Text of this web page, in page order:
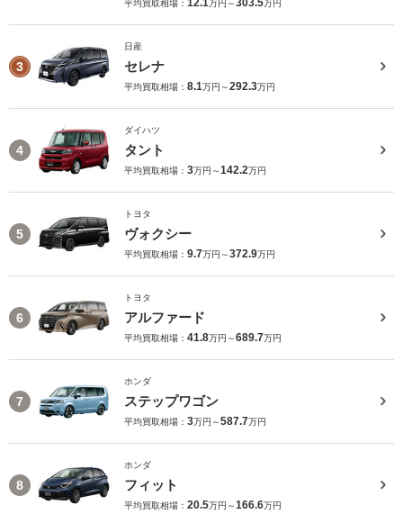
平均買取相場： 12.1万円～303.5万円
3
日産
セレナ
平均買取相場： 8.1万円～292.3万円
4
ダイハツ
タント
平均買取相場： 3万円～142.2万円
5
トヨタ
ヴォクシー
平均買取相場： 9.7万円～372.9万円
6
トヨタ
アルファード
平均買取相場： 41.8万円～689.7万円
7
ホンダ
ステップワゴン
平均買取相場： 3万円～587.7万円
8
ホンダ
フィット
平均買取相場： 20.5万円～166.6万円